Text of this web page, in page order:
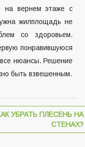
на вернем этаже с
жилплощадь не
со здоровьем.
понравившуюся
все нюансы. Решение
быть взвешенным.
УБРАТЬ ПЛЕСЕНЬ НА
СТЕНАХ?